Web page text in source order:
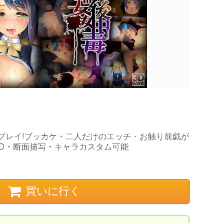
レイ!ブッカケ・二人だけのエッチ・お触り前戯が
・断面描写・キャラカスタム可能
買いに行く